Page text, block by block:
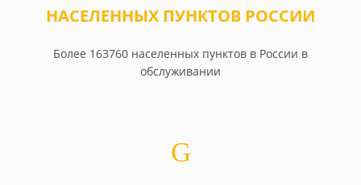
НАСЕЛЕННЫХ ПУНКТОВ РОССИИ
Более 163760 населенных пунктов в России в
обслуживании